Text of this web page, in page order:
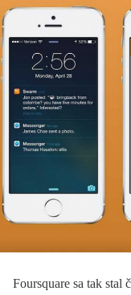
Foursquare sa tak stal